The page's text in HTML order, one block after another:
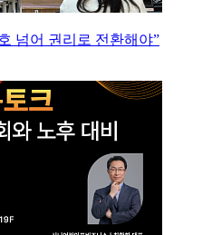
넘어 권리로 전환해야”